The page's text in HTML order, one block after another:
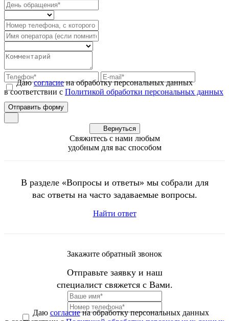
Даюсогласиена обработку персональных данных
в соответствии с Политикой обработки персональных данных
Вернуться
Свяжитесь с нами любым
удобным для вас способом
В разделе «Вопросы и ответы» мы собрали для
вас ответы на часто задаваемые вопросы.
Найти ответ
Закажите обратный звонок
Отправьте заявку и наш
специалист свяжется с Вами.
Даю согласиена обработку персональных данных